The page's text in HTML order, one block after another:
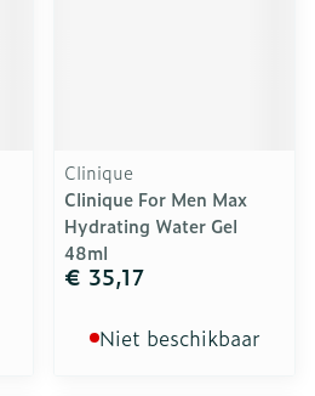
Clinique
Clinique For Men Max
Hydrating Water Gel
48ml
€ 35,17
Niet beschikbaar